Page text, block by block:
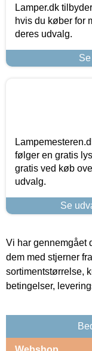
Lamper.dk
hvis du køber for
deres udvalg.
følger en gratis
gratis ved køb
udvalg.
Se
Vi har gennemgået
dem med stjerner
sortimentstørrelse,
betingelser,